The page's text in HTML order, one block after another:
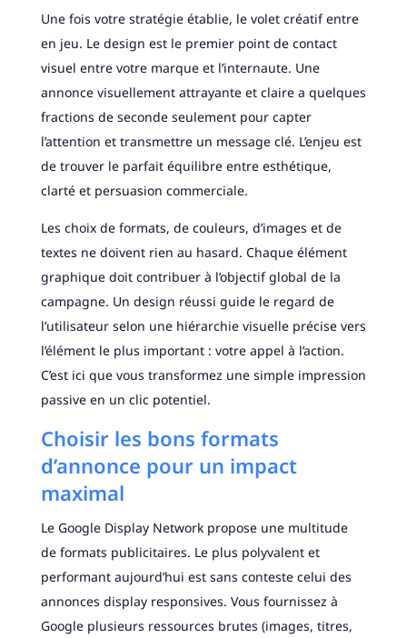
Une fois votre stratégie établie, le volet créatif entre
en jeu. Le design est le premier point de contact
visuel entre votre marque et l’internaute. Une
annonce visuellement attrayante et claire a quelques
fractions de seconde seulement pour capter
l’attention et transmettre un message clé. L’enjeu est
de trouver le parfait équilibre entre esthétique,
clarté et persuasion commerciale.
Les choix de formats, de couleurs, d’images et de
textes ne doivent rien au hasard. Chaque élément
graphique doit contribuer à l’objectif global de la
campagne. Un design réussi guide le regard de
l’utilisateur selon une hiérarchie visuelle précise vers
l’élément le plus important : votre appel à l’action.
C’est ici que vous transformez une simple impression
passive en un clic potentiel.
Choisir les bons formats
d’annonce pour un impact
maximal
Le Google Display Network propose une multitude
de formats publicitaires. Le plus polyvalent et
performant aujourd’hui est sans conteste celui des
annonces display responsives. Vous fournissez à
Google plusieurs ressources brutes (images, titres,